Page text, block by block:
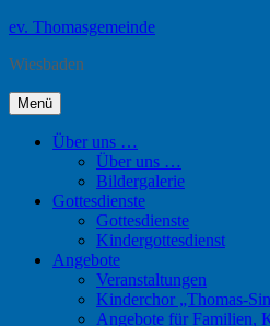
Zum
springen
ev. Thomasgemeinde
Wiesbaden
Menü
Über uns …
Über uns …
Bildergalerie
Gottesdienste
Gottesdienste
Kindergottesdienst
Angebote
Veranstaltungen
Kinderchor „Thomas-
Angebote für Familien,